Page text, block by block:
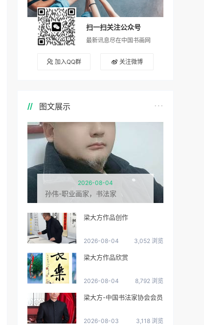
扫一扫关注公众号
最新讯息尽在中国书画网
加入QQ群 关注微博
图文展示
2026-08-04
孙伟-职业画家，书法家
梁大方作品创作
2026-08-04 3,052 浏览
梁大方作品欣赏
2026-08-04 8,792 浏览
梁大方-中国书法家协会会员
2026-08-03 3,118 浏览